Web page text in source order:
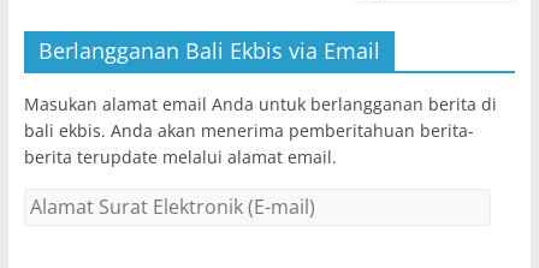
Berlangganan Bali Ekbis via Email
Masukan alamat email Anda untuk berlangganan berita di
bali ekbis. Anda akan menerima pemberitahuan berita-
berita terupdate melalui alamat email.
Alamat